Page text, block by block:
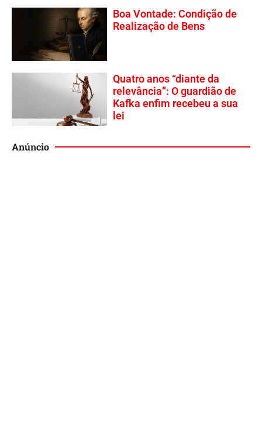
Boa Vontade: Condição de
Realização de Bens
Quatro anos “diante da
relevância”: O guardião de
Kafka enfim recebeu a sua
lei
Anúncio